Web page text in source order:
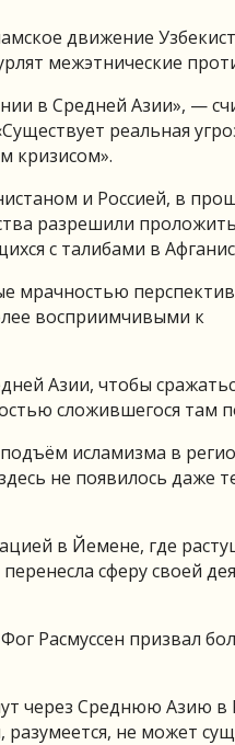
движение
межэтнические
в Средней Азии», —
реальная
кризисом».
и Россией, в
разрешили
с талибами в
мрачностью
восприимчивыми к
Азии, чтобы
сложившегося там
исламизма в
не появилось даже
в Йемене, где
сферу своей
Расмуссен призвал
через Среднюю Азию
не может